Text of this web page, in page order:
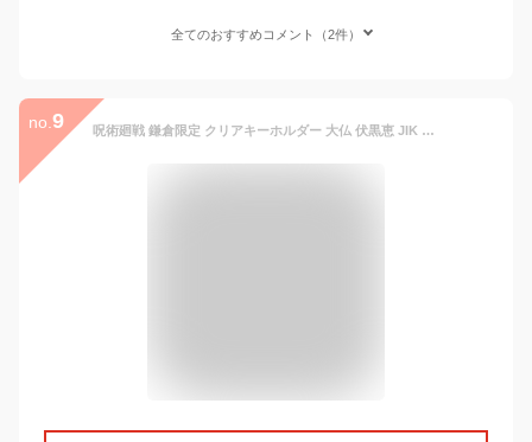
全てのおすすめコメント（2件）
no. 9 呪術廻戦 鎌倉限定 クリアキーホルダー 大仏 伏黒恵 JIK 19997呪術廻戦/じゅじゅつかいせん/テレビアニメ/漫画/映画/ご当地/シリーズ/コラボ/限定/キーホルダー/アクセサリー【アウトレット】